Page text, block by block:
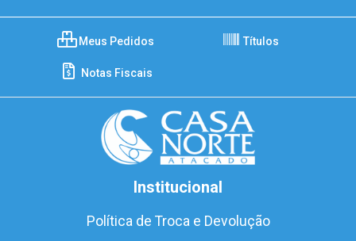
Meus Pedidos Títulos
Notas Fiscais
Institucional
Política de Troca e Devolução